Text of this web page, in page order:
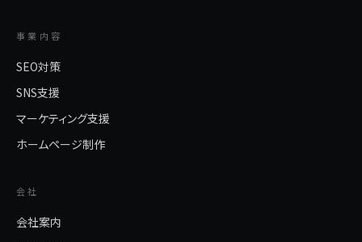
事業内容
SEO対策
SNS支援
マーケティング支援
ホームページ制作
会社
会社案内